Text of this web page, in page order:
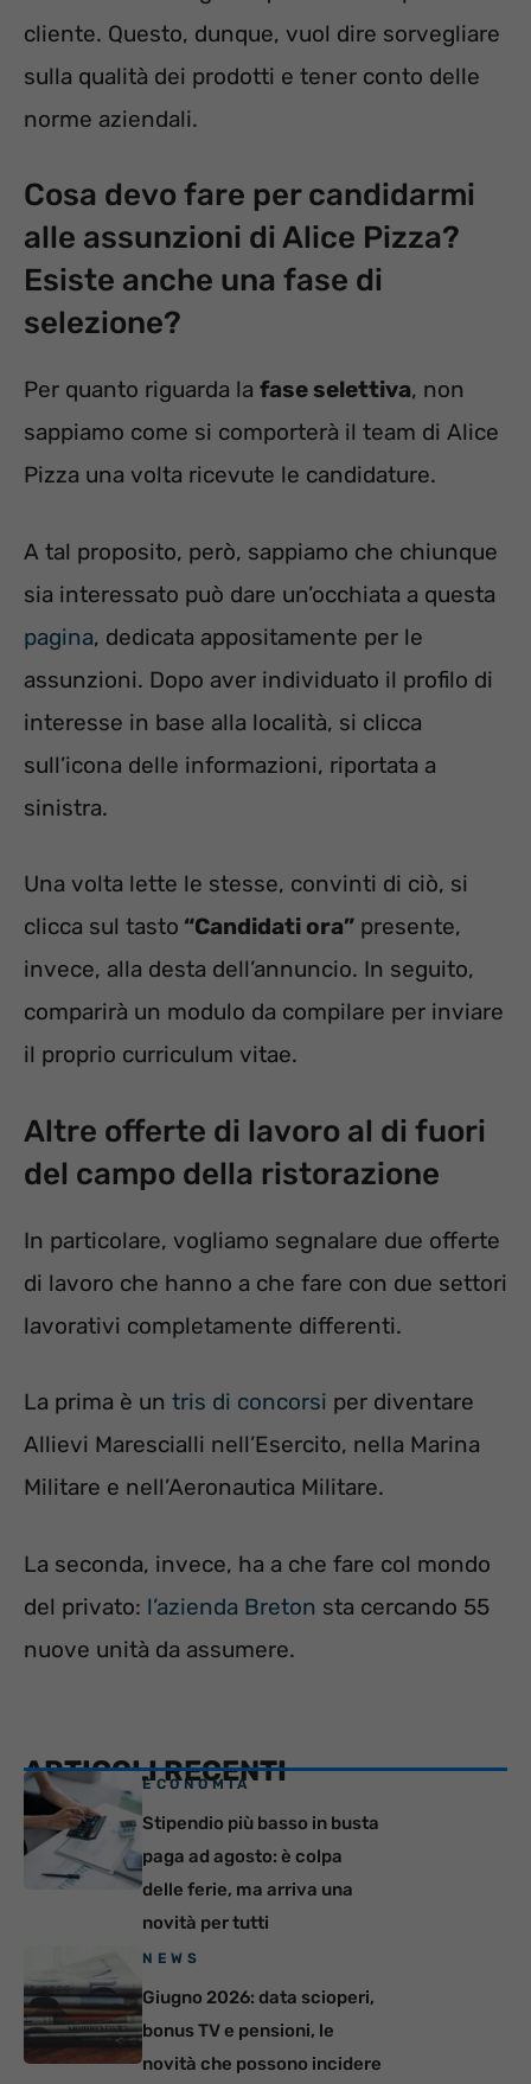
cliente. Questo, dunque, vuol dire sorvegliare
sulla qualità dei prodotti e tener conto delle
norme aziendali.
Cosa devo fare per candidarmi
alle assunzioni di Alice Pizza?
Esiste anche una fase di
selezione?
Per quanto riguarda la fase selettiva, non
sappiamo come si comporterà il team di Alice
Pizza una volta ricevute le candidature.
A tal proposito, però, sappiamo che chiunque
sia interessato può dare un’occhiata a questa
pagina, dedicata appositamente per le
assunzioni. Dopo aver individuato il profilo di
interesse in base alla località, si clicca
sull’icona delle informazioni, riportata a
sinistra.
Una volta lette le stesse, convinti di ciò, si
clicca sul tasto “Candidati ora” presente,
invece, alla desta dell’annuncio. In seguito,
comparirà un modulo da compilare per inviare
il proprio curriculum vitae.
Altre offerte di lavoro al di fuori
del campo della ristorazione
In particolare, vogliamo segnalare due offerte
di lavoro che hanno a che fare con due settori
lavorativi completamente differenti.
La prima è un tris di concorsi per diventare
Allievi Marescialli nell’Esercito, nella Marina
Militare e nell’Aeronautica Militare.
La seconda, invece, ha a che fare col mondo
del privato: l’azienda Breton sta cercando 55
nuove unità da assumere.
ARTICOLI RECENTI
ECONOMIA
Stipendio più basso in busta
paga ad agosto: è colpa
delle ferie, ma arriva una
novità per tutti
NEWS
Giugno 2026: data scioperi,
bonus TV e pensioni, le
novità che possono incidere